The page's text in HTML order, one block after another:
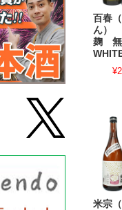
百春
ん）
麹 無
米宗